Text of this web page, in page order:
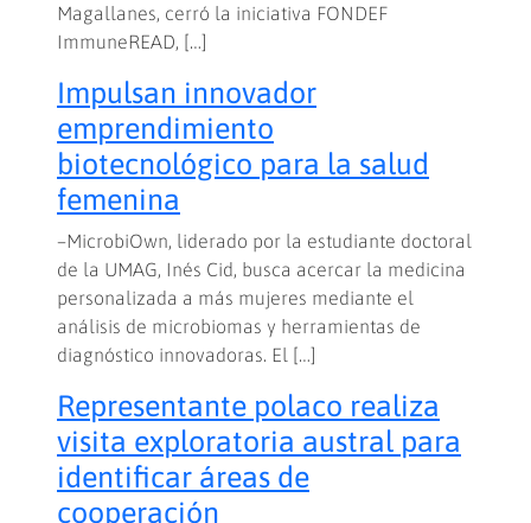
Magallanes, cerró la iniciativa FONDEF
ImmuneREAD, […]
Impulsan innovador
emprendimiento
biotecnológico para la salud
femenina
–MicrobiOwn, liderado por la estudiante doctoral
de la UMAG, Inés Cid, busca acercar la medicina
personalizada a más mujeres mediante el
análisis de microbiomas y herramientas de
diagnóstico innovadoras. El […]
Representante polaco realiza
visita exploratoria austral para
identificar áreas de
cooperación